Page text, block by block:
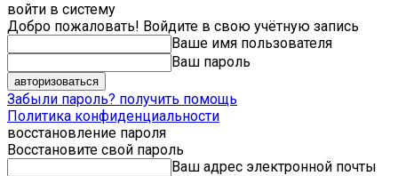
войти в систему
Добро пожаловать! Войдите в свою учётную запись
Ваше имя пользователя
Ваш пароль
Забыли пароль? получить помощь
Политика конфиденциальности
восстановление пароля
Восстановите свой пароль
Ваш адрес электронной почты